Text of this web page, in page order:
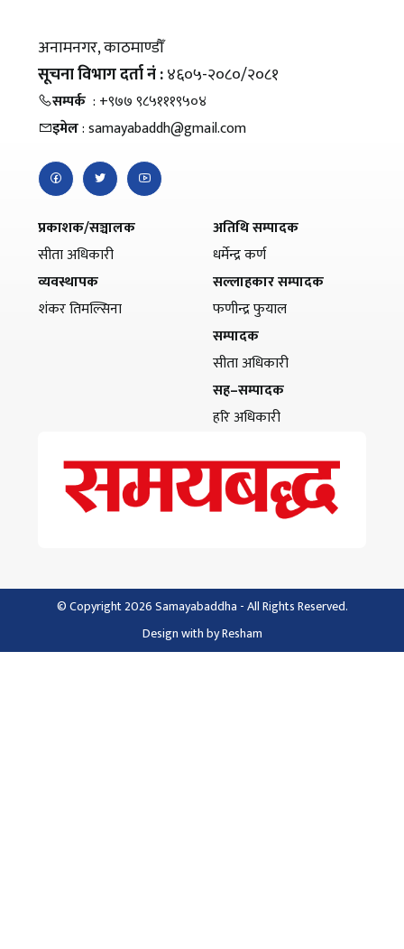
अनामनगर, काठमाण्डौँ
सूचना विभाग दर्ता नं :४६०५-२०८०/२०८१
सम्पर्क : +९७७ ९८५१११९५०४
इमेल: samayabaddh@gmail.com
प्रकाशक/सञ्चालक
सीता अधिकारी
व्यवस्थापक
शंकर तिमल्सिना
अतिथि सम्पादक
धर्मेन्द्र कर्ण
सल्लाहकार सम्पादक
फणीन्द्र फुयाल
सम्पादक
सीता अधिकारी
सह–सम्पादक
हरि अधिकारी
© Copyright 2026 Samayabaddha - All Rights Reserved.
Design withbyResham